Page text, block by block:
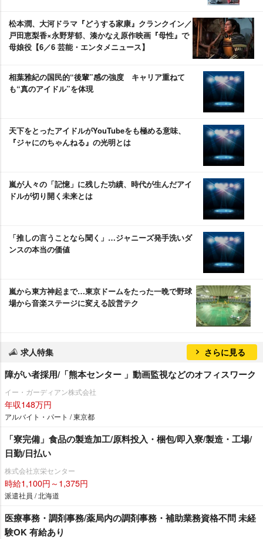
松本潤、大河ドラマ『どうする家康』クランクイン／
戸田恵梨香×永野芽郁、湊かなえ原作映画『母性』で
母娘役【6／6 芸能・エンタメニュース】
相葉雅紀の国民的“後輩”感の強度 キャリア重ねて
も“真のアイドル”を体現
天下をとったアイドルがYouTubeをも極める意味、
『ジャにのちゃんねる』の光明とは
嵐が人々の「記憶」に残した功績、時代が生んだアイ
ドルが切り開く未来とは
「推しの言うことなら聞く」…ジャニーズ発手洗いダ
ンスの本当の価値
嵐から東方神起まで…東京ドームをたった一晩で野球
場から音楽ステージに変える設営テク
求人特集 さらに見る
障がい者採用/「熊本センター 」動画監視などのオフィスワーク
イー・ガーディアン株式会社
年収148万円
アルバイト・パート / 東京都
「寮完備」食品の製造加工/原料投入・梱包/即入寮/製造・工場/
日勤/日払い
株式会社京栄センター
時給1,100円～1,375円
派遣社員 / 北海道
医療事務・調剤事務/薬局内の調剤事務・補助業務資格不問 未経
験OK 有給あり